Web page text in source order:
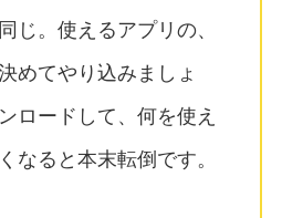
じ。使えるアプリの、
めてやり込みましょ
ロードして、何を使え
なると本末転倒です。